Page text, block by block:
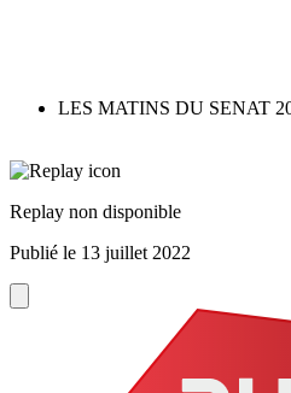
LES MATINS DU SENAT
Replay non disponible
Publié le 13 juillet 2022